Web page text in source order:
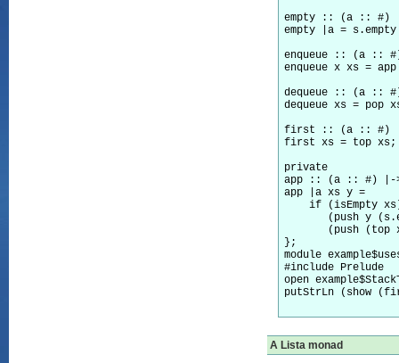
empty :: (a :: #)
empty |a =
enqueue :: (a ::
enqueue x xs =
dequeue :: (a ::
dequeue xs = pop
first :: (a :: #) |-
first xs = top xs;
private
app :: (a :: #) |->
app |a xs y =
if (isEmpty
(push y
(push (top
};
module
#include Prelude
open
putStrLn (show
A Lista monad